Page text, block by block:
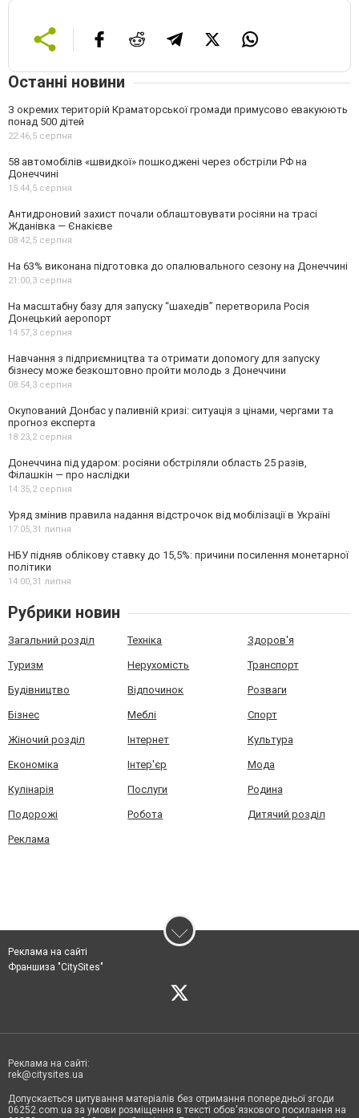
Останні новини
З окремих територій Краматорської громади примусово евакуюють
понад 500 дітей
22:46,5 серпня
58 автомобілів «швидкої» пошкоджені через обстріли РФ на
Донеччині
15:44,5 серпня
Антидроновий захист почали облаштовувати росіяни на трасі
Жданівка — Єнакієве
08:42,5 серпня
На 63% виконана підготовка до опалювального сезону на Донеччині
21:00,3 серпня
На масштабну базу для запуску “шахедів” перетворила Росія
Донецький аеропорт
14:57,3 серпня
Навчання з підприємництва та отримати допомогу для запуску
бізнесу може безкоштовно пройти молодь з Донеччини
08:54,3 серпня
Окупований Донбас у паливній кризі: ситуація з цінами, чергами та
прогноз експерта
18:23,2 серпня
Донеччина під ударом: росіяни обстріляли область 25 разів,
Філашкін — про наслідки
14:35,2 серпня
Уряд змінив правила надання відстрочок від мобілізації в Україні
17:05,31 липня
НБУ підняв облікову ставку до 15,5%: причини посилення монетарної
політики
14:00,31 липня
Рубрики новин
Загальний розділ Техніка Здоров'я
Туризм Нерухомість Транспорт
Будівництво Відпочинок Розваги
Бізнес Меблі Спорт
Жіночий розділ Інтернет Культура
Економіка Інтер'єр Мода
Кулінарія Послуги Родина
Подорожі Робота Дитячий розділ
Реклама
Реклама на сайті
Франшиза "CitySites"
Реклама на сайті:
rek@citysites.ua
Допускається цитування матеріалів без отримання попередньої згоди
06252.com.ua за умови розміщення в тексті обов'язкового посилання на